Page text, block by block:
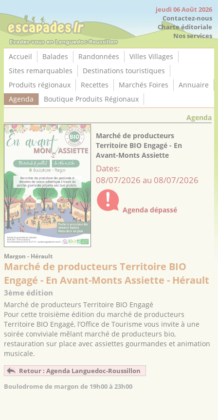
jeudi 06 Août 2026
Contactez-nous
Charte éditoriale
Nos services
Accueil Balades Randonnées
Villes Villages
Sites remarquables
Destinations touristiques
Produits régionaux
Recettes Marchés Foires
Annuaire
Agenda
Boutique Produits Régionaux
Agenda
Marché de producteurs
Territoire BIO Engagé - En
Avant-Monts Assiette
Dates:
08/07/2026 au 08/07/2026
Agenda dépassé
Margon - Hérault
Marché de producteurs Territoire BIO
Engagé - En Avant-Monts Assiette - Hérault
3ème édition
Marché de producteurs Territoire BIO Engagé
Pour cette troisième édition du marché de producteurs
Territoire BIO Engagé, l’Office de Tourisme vous invite à une
soirée conviviale mêlant marché de producteurs bio,
restauration sur place avec assiettes gourmandes et animation
musicale.
Retour : Agenda Languedoc-Roussillon
Boulodrome de margon de 19h00 à 23h00